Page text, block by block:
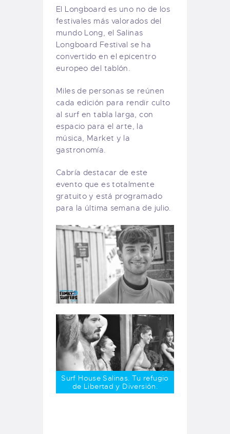
El Longboard es uno no de los
festivales más valorados del
mundo Long, el Salinas
Longboard Festival se ha
convertido en el epicentro
europeo del tablón.
Miles de personas se reúnen
cada edición para rendir culto
al surf en tabla larga, con
espacio para el arte, la
música, Market y la
gastronomía.
Cabría destacar de este
evento que es totalmente
gratuito y está programado
para la última semana de julio.
Surf House Salinas. Tu refugio
de Libertad y Diversión.